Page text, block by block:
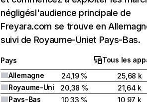
négligésl'audience principale de
Freyara.com se trouve en
suivi de Royaume-Uniet Pays-Bas.
Pays
Tous les
Allemagne
24,19 %
25,68 k
Royaume-Uni
20,38 %
21,64 k
Pays-Bas
10,33 %
10,97 k